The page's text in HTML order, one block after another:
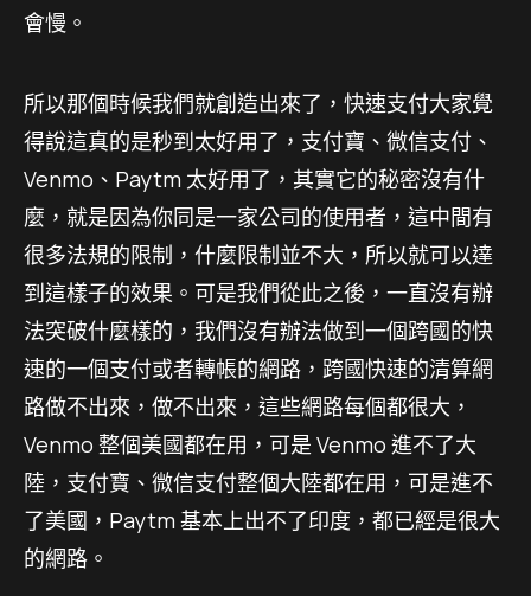
會慢。
所以那個時候我們就創造出來了，快速支付大家覺
得說這真的是秒到太好用了，支付寶、微信支付、
Venmo、Paytm 太好用了，其實它的秘密沒有什
麼，就是因為你同是一家公司的使用者，這中間有
很多法規的限制，什麼限制並不大，所以就可以達
到這樣子的效果。可是我們從此之後，一直沒有辦
法突破什麼樣的，我們沒有辦法做到一個跨國的快
速的一個支付或者轉帳的網路，跨國快速的清算網
路做不出來，做不出來，這些網路每個都很大，
Venmo 整個美國都在用，可是 Venmo 進不了大
陸，支付寶、微信支付整個大陸都在用，可是進不
了美國，Paytm 基本上出不了印度，都已經是很大
的網路。